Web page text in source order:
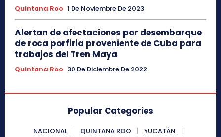
Quintana Roo 1 De Noviembre De 2023
Alertan de afectaciones por desembarque
de roca porfiria proveniente de Cuba para
trabajos del Tren Maya
Quintana Roo 30 De Diciembre De 2022
Popular Categories
NACIONAL QUINTANA ROO
YUCATÁN